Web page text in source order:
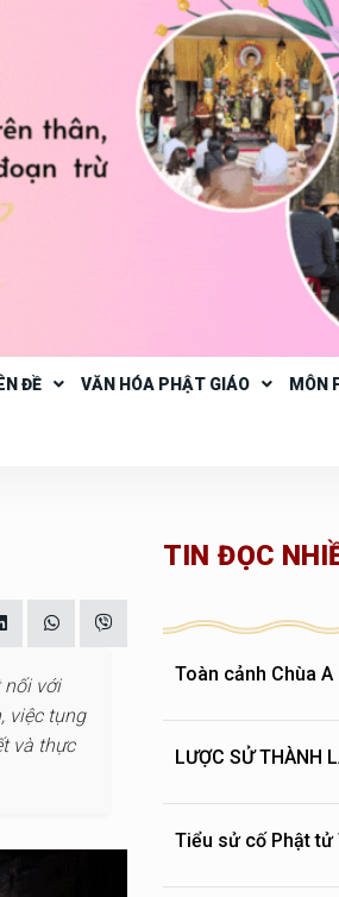
ĐỀ VĂN HÓA PHẬT GIÁO MÔN
nối với
việc tụng
và thực
TIN ĐỌC
Toàn cảnh Chùa A
LƯỢC SỬ THÀNH
Tiểu sử cố Phật tử